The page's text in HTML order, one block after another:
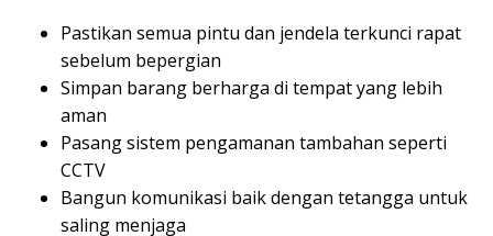
Pastikan semua pintu dan jendela terkunci rapat
sebelum bepergian
Simpan barang berharga di tempat yang lebih
aman
Pasang sistem pengamanan tambahan seperti
CCTV
Bangun komunikasi baik dengan tetangga untuk
saling menjaga